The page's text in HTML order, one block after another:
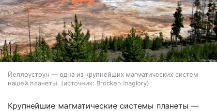
Йеллоустоун — одна из крупнейших магматических систем
нашей планеты.
источник: Brocken Inaglory
Крупнейшие магматические системы планеты —